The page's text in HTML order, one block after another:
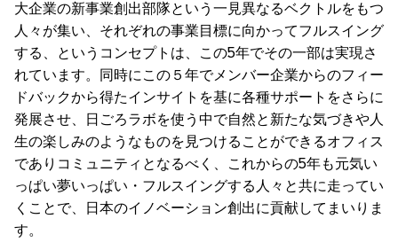
大企業の新事業創出部隊という一見異なるベクトルをもつ
人々が集い、それぞれの事業目標に向かってフルスイング
する、というコンセプトは、この5年でその一部は実現さ
れています。同時にこの５年でメンバー企業からのフィー
ドバックから得たインサイトを基に各種サポートをさらに
発展させ、日ごろラボを使う中で自然と新たな気づきや人
生の楽しみのようなものを見つけることができるオフィス
でありコミュニティとなるべく、これからの5年も元気い
っぱい夢いっぱい・フルスイングする人々と共に走ってい
くことで、日本のイノベーション創出に貢献してまいりま
す。